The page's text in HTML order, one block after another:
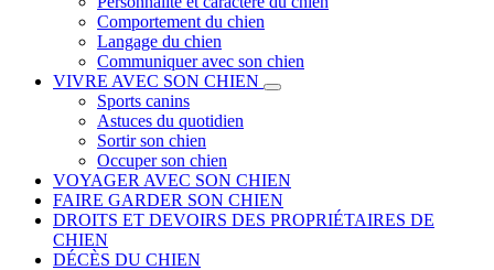
Comportement du chien
Langage du chien
Communiquer avec son chien
VIVRE AVEC SON CHIEN
Sports canins
Astuces du quotidien
Sortir son chien
Occuper son chien
VOYAGER AVEC SON CHIEN
FAIRE GARDER SON CHIEN
DROITS ET DEVOIRS DES PROPRIÉTAIRES DE
CHIEN
DÉCÈS DU CHIEN